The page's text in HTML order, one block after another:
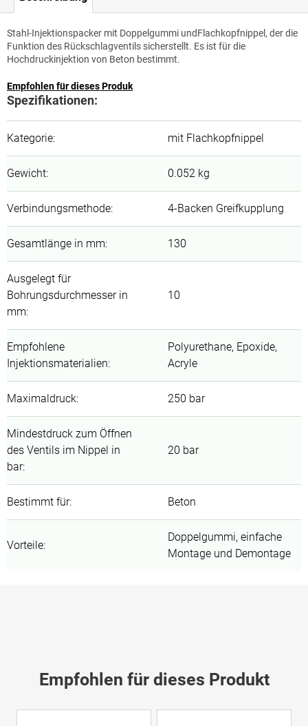
Stahl-Injektionspacker mit Doppelgummi undFlachkopfnippel, der die
Funktion des Rückschlagventils sicherstellt. Es ist für die
Hochdruckinjektion von Beton bestimmt.
Empfohlen für dieses Produk
Spezifikationen:
Kategorie: mit Flachkopfnippel
Gewicht: 0.052 kg
Verbindungsmethode: 4-Backen Greifkupplung
Gesamtlänge in mm: 130
Ausgelegt für
Bohrungsdurchmesser in
mm:
10
Empfohlene
Injektionsmaterialien:
Polyurethane, Epoxide,
Acryle
Maximaldruck: 250 bar
Mindestdruck zum Öffnen
des Ventils im Nippel in
bar:
20 bar
Bestimmt für: Beton
Vorteile:
Doppelgummi, einfache
Montage und Demontage
Empfohlen für dieses Produkt